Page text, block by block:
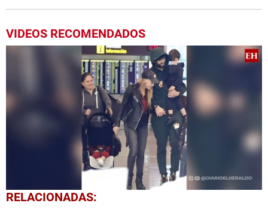
VIDEOS RECOMENDADOS
0
seconds
RELACIONADAS: